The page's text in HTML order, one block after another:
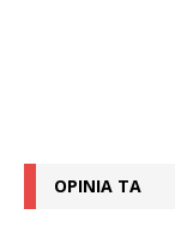
OPINIA TA